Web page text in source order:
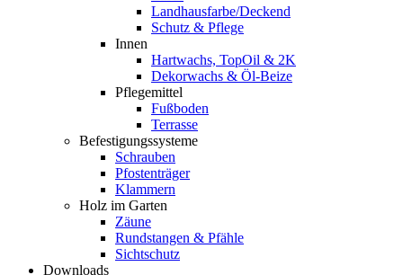
Landhausfarbe/Deckend
Schutz & Pflege
Innen
Hartwachs, TopOil & 2K
Dekorwachs & Öl-Beize
Pflegemittel
Fußboden
Terrasse
Befestigungssysteme
Schrauben
Pfostenträger
Klammern
Holz im Garten
Zäune
Rundstangen & Pfähle
Sichtschutz
Downloads